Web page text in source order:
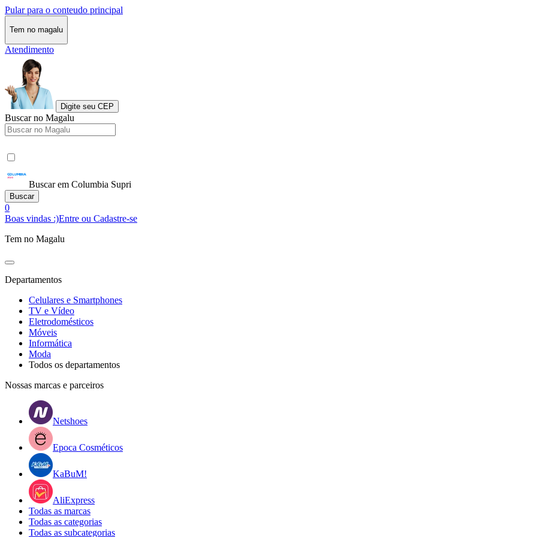
Pular para o conteudo principal
Tem no magalu
Atendimento
Digite seu CEP
Buscar no Magalu
Buscar em Columbia Supri
Buscar
0
Boas vindas :)Entre ou Cadastre-se
Tem no Magalu
Departamentos
Celulares e Smartphones
TV e Vídeo
Eletrodomésticos
Móveis
Informática
Moda
Todos os departamentos
Nossas marcas e parceiros
Netshoes
Epoca Cosméticos
KaBuM!
AliExpress
Todas as marcas
Todas as categorias
Todas as subcategorias